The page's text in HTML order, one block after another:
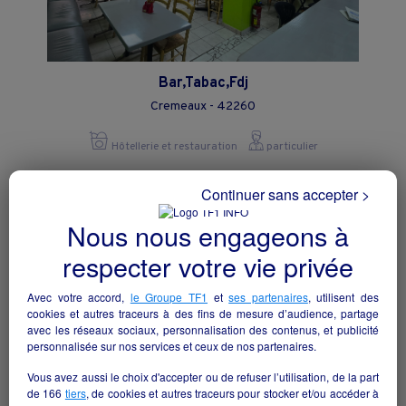
Bar,Tabac,Fdj
Cremeaux - 42260
Hôtellerie et restauration particulier
Nous nous engageons à
respecter votre vie privée
Avec votre accord, le Groupe TF1 etses partenaires, utilisent des
cookies et autres traceurs à des fins de mesure d’audience, partage
avec les réseaux sociaux, personnalisation des contenus, et publicité
personnalisée sur nos services et ceux de nos partenaires.
Vous avez aussi le choix d'accepter ou de refuser l’utilisation, de la part
de 166 tiers, de cookies et autres traceurs pour stocker et/ou accéder à
Continuer sans accepter >